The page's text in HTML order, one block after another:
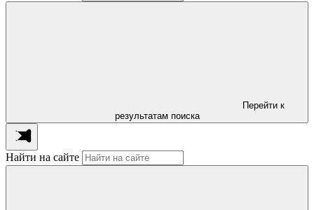
Перейти к
результатам поиска
Найти на сайте